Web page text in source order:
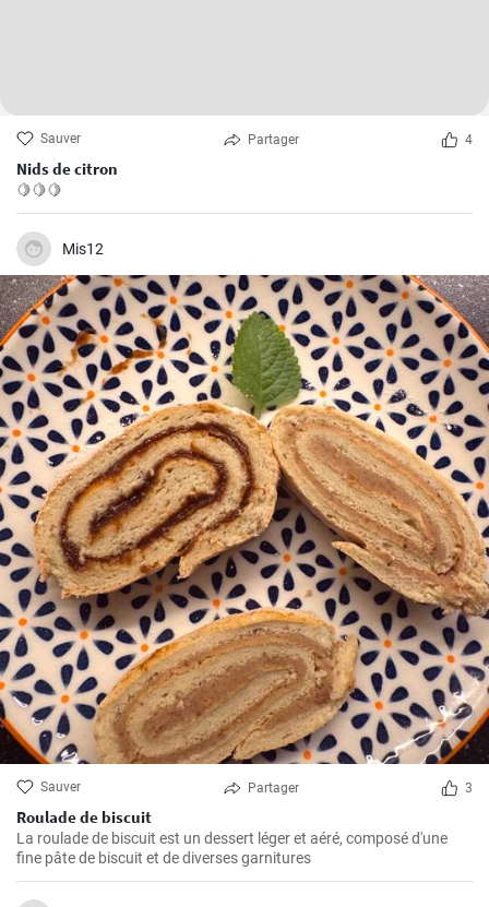
Sauver Partager 4
Nids de citron
🍋🍋🍋
Mis12
Sauver Partager 3
Roulade de biscuit
La roulade de biscuit est un dessert léger et aéré, composé d'une
fine pâte de biscuit et de diverses garnitures